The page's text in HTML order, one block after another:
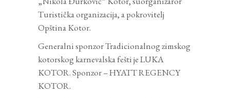
Turistička organizacija, a pokrovitelj
Opština Kotor.
Generalni sponzor Tradicionalnog zimskog
kotorskog karnevalska fešti je LUKA
KOTOR. Sponzor – HYATT REGENCY
KOTOR.